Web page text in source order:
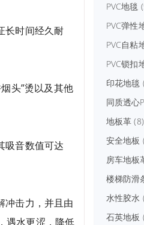
长时间经久耐
头”烫以及其他
吸音数值可达
冲击力，并且由
遇水更涩，降低
PVC地毯
PVC弹性
PVC自粘
PVC锁扣
印花地毯
同质透心
地板革 (8)
安全地板
房车地板
楼梯防滑
水性胶水
石英地板